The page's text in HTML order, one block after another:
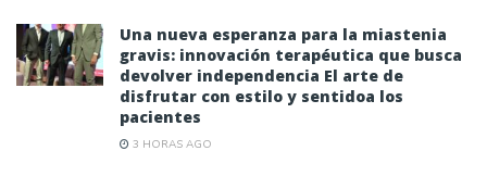
Una nueva esperanza para la miastenia
gravis: innovación terapéutica que busca
devolver independencia El arte de
disfrutar con estilo y sentidoa los
pacientes
3 HORAS AGO